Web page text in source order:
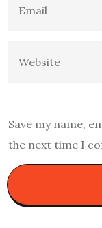
Save my name,
the next time I